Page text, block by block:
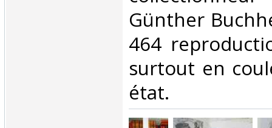
Günther
464
surtout en
état.‎